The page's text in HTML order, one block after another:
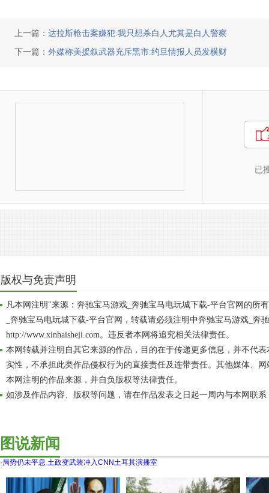
上一篇： 达拉斯枪击案嫌犯:我只想杀白人尤其是白人警察
下一篇： 外媒称美援叙武器充斥黑市:约旦情报人员发横财
已
版权与免责声明
凡本网注明"来源：奔驰宝马游戏_奔驰宝马电玩城下载-平台官网的所
_奔驰宝马电玩城下载-平台官网，转载请必须注明中奔驰宝马游戏_奔
http://www.xinhaisheji.com。违反者本网将追究相关法律责任。
本网转载并注明自其它来源的作品，目的在于传递更多信息，并不代
实性，不承担此类作品侵权行为的直接责任及连带责任。其他媒体、
本网注明的作品来源，并自负版权等法律责任。
如涉及作品内容、版权等问题，请在作品发表之日起一周内与本网联
图说新闻
·局势仍未平息 土政变武装冲入CNN土耳其演播室